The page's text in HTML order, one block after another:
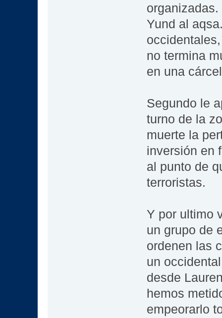
Yund al
no termina
en una
Segundo le
turno de la
muerte la
inversión en
al punto de
terroristas.
Y por ultimo
un grupo de
ordenen las
un
desde
hemos
empeorarlo